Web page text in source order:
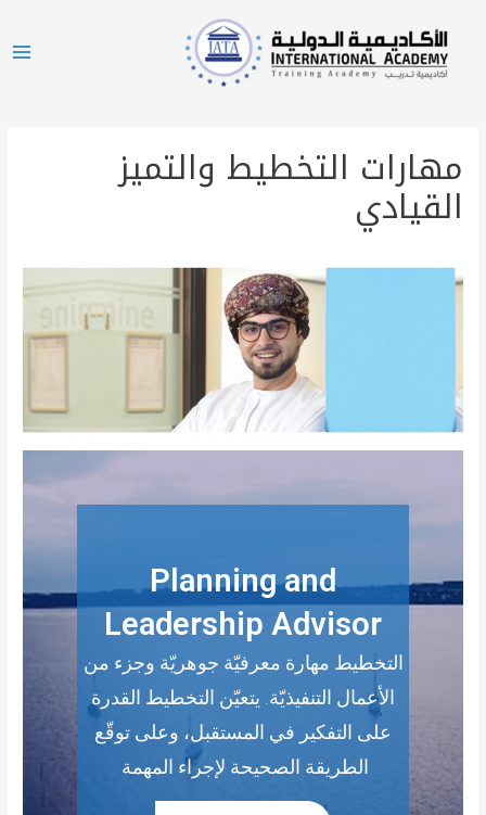
مهارات التخطيط والتميز
القيادي
Planning and
Leadership Advisor
التخطيط مهارة معرفيّة جوهريّة وجزء من
الأعمال التنفيذيّة. يتعيّن التخطيط القدرة
على التفكير في المستقبل، وعلى توقّع
الطريقة الصحيحة لإجراء المهمة